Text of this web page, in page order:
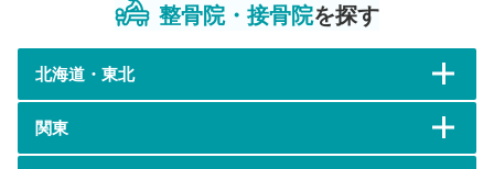
整骨院・接骨院を探す
北海道・東北
関東